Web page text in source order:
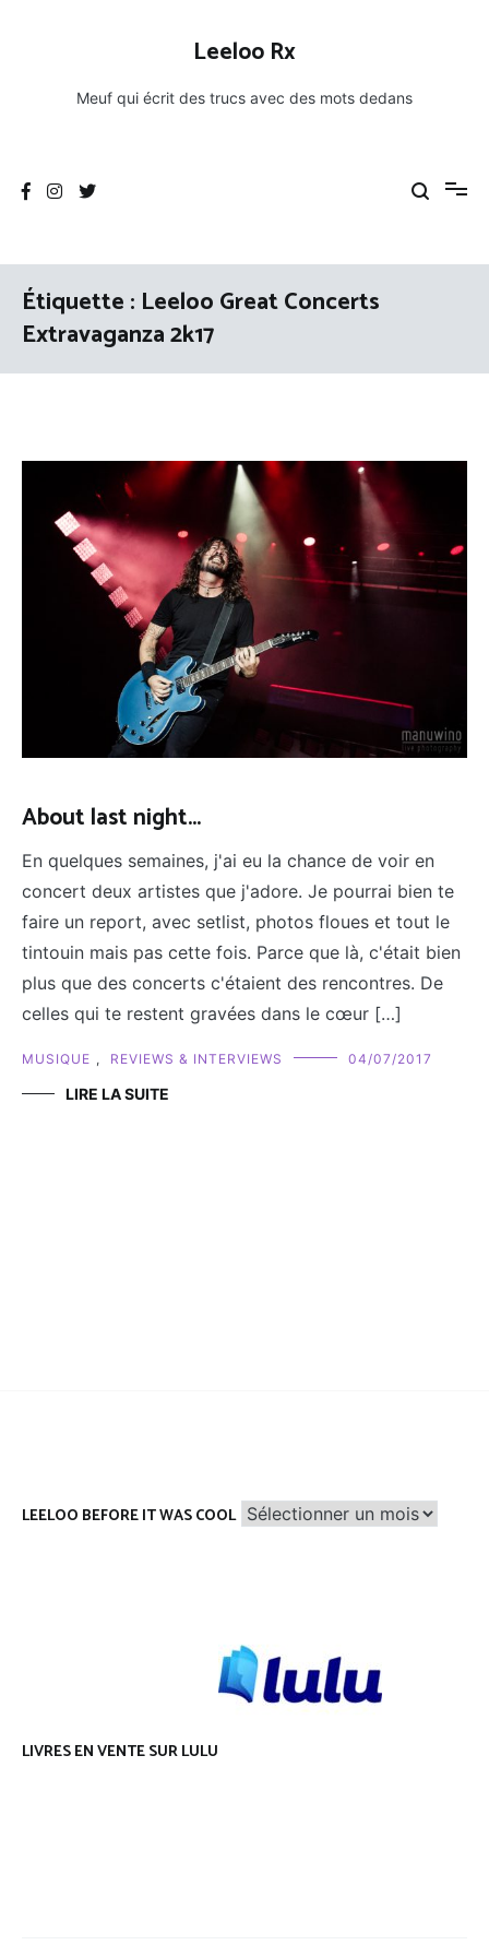
Leeloo Rx
Meuf qui écrit des trucs avec des mots dedans
Étiquette : Leeloo Great Concerts
Extravaganza 2k17
About last night...
En quelques semaines, j'ai eu la chance de voir en
concert deux artistes que j'adore. Je pourrai bien te
faire un report, avec setlist, photos floues et tout le
tintouin mais pas cette fois. Parce que là, c'était bien
plus que des concerts c'étaient des rencontres. De
celles qui te restent gravées dans le cœur […]
MUSIQUE , REVIEWS & INTERVIEWS 04/07/2017
LIRE LA SUITE
LEELOO BEFORE IT WAS COOL Leeloo
before
LIVRES EN VENTE SUR LULU